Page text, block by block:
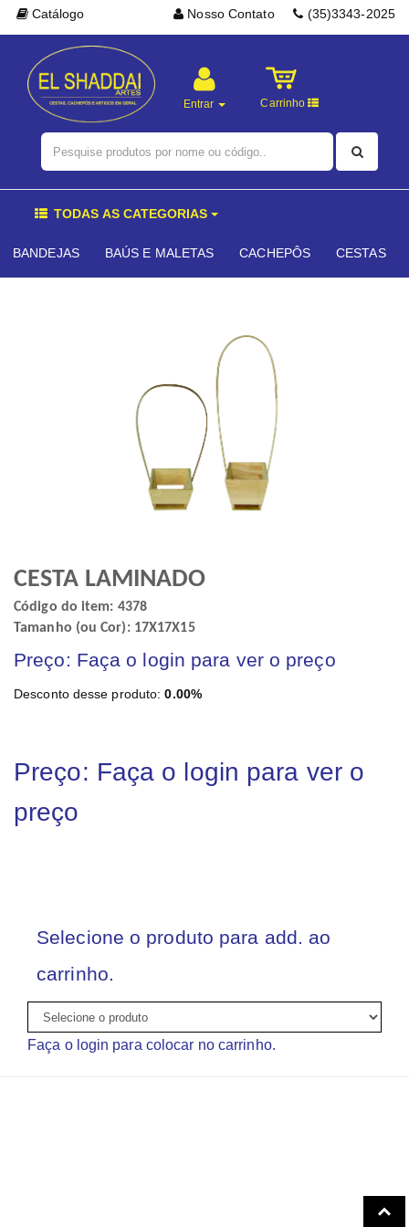
Nosso Contato (35)3343-2025
Catálogo
Entrar Carrinho
TODAS AS CATEGORIAS
BANDEJAS BAÚS E MALETAS CACHEPÔS CESTAS
CESTA LAMINADO
Código do item: 4378
Tamanho (ou Cor): 17X17X15
Preço: Faça o login para ver o preço
Desconto desse produto:0.00%
Preço: Faça o login para ver o
preço
Selecione o produto para add. ao
carrinho.
Faça o login para colocar no carrinho.